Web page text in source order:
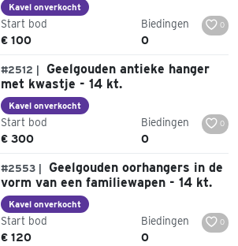
Kavel onverkocht
Start bod
€ 100
Biedingen
0
0
#2512 |
Geelgouden antieke hanger
met kwastje - 14 kt.
Kavel onverkocht
Start bod
€ 300
Biedingen
0
0
#2553 |
Geelgouden oorhangers in de
vorm van een familiewapen - 14 kt.
Kavel onverkocht
Start bod
€ 120
Biedingen
0
0